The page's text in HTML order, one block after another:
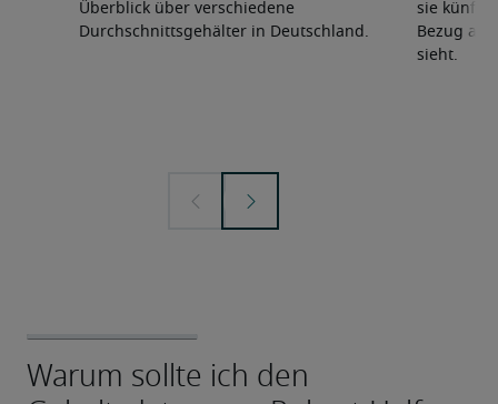
Überblick über verschiedene
Durchschnittsgehälter in Deutschland.
sie
Bezug
sieht.